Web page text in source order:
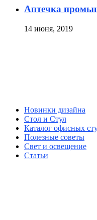
Аптечка
14 июня, 2019
Новинки дизайна
Стол и Стул
Каталог офисных
Полезные советы
Свет и освещение
Статьи